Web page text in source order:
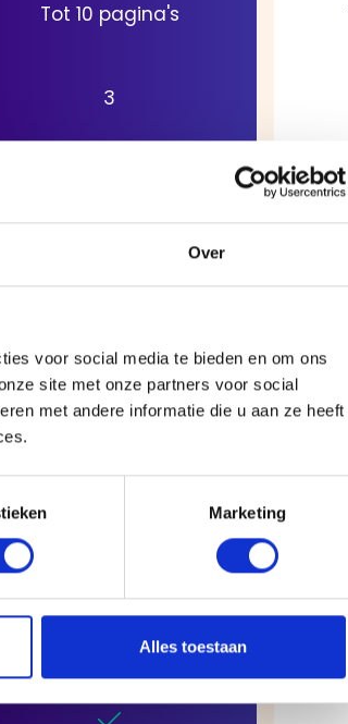
Over
voor social media te bieden en om ons
site met onze partners voor social
met andere informatie die u aan ze heeft
Marketing
Alles toestaan
Tot 10 pagina's
3
3 Motion+
Tot 5 talen